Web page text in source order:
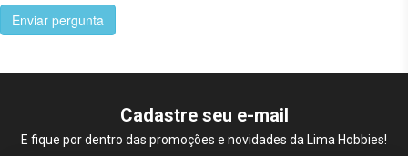
Enviar pergunta
Cadastre seu e-mail
E fique por dentro das promoções e novidades da Lima Hobbies!